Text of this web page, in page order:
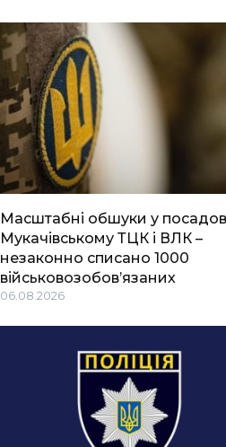
Масштабні обшуки у
Мукачівському ТЦК і ВЛК –
незаконно списано 1000
військовозобов’язаних
06.08.2026